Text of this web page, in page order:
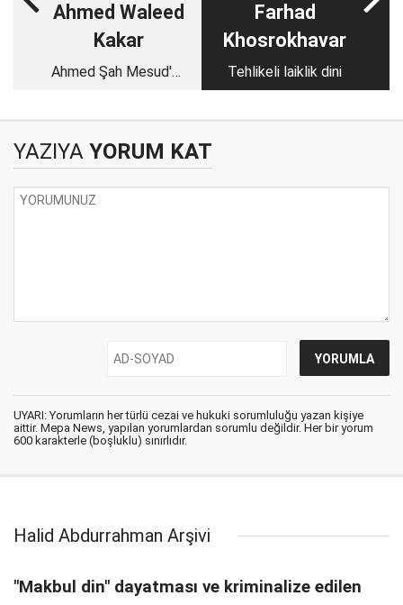
Ahmed Waleed
Kakar
Ahmed Şah Mesud'un
Farhad
Khosrokhavar
Tehlikeli laiklik dini
YAZIYA YORUM KAT
UYARI: Yorumların her türlü cezai ve hukuki sorumluluğu yazan kişiye
aittir. Mepa News, yapılan yorumlardan sorumlu değildir. Her bir yorum
600 karakterle (boşluklu) sınırlıdır.
Halid Abdurrahman Arşivi
"Makbul din" dayatması ve kriminalize edilen